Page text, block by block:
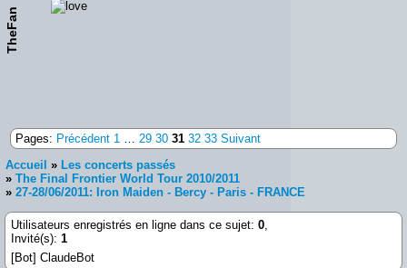
TheFan
Pages: Précédent 1 29 30 31 32 33 Suivant
Accueil » Les concerts passés
» The Final Frontier World Tour 2010/2011
» 27-28/06/2011: Iron Maiden - Bercy - Paris - FRANCE
Utilisateurs enregistrés en ligne dans ce sujet: 0
Invité(s): 1
[Bot] ClaudeBot